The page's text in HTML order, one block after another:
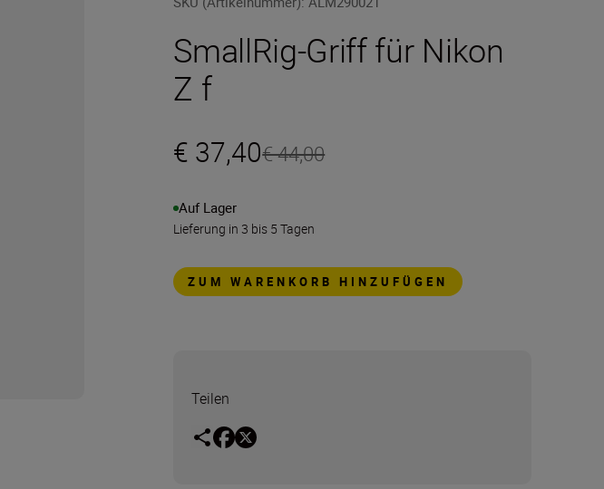
SmallRig-Griff für Nikon
Z f
€ 37,40€ 44,00
Auf Lager
Lieferung in 3 bis 5 Tagen
ZUM WARENKORB HINZUFÜGEN
Teilen